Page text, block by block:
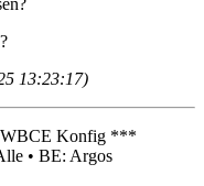
13:23:17)
Konfig ***
• BE: Argos